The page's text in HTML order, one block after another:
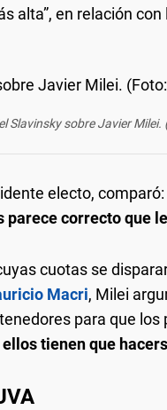
alta”, en relación con
Slavinsky sobre Javier
electo, comparó:
correcto que
cuotas se
Macri, Milei
para que los
tienen que